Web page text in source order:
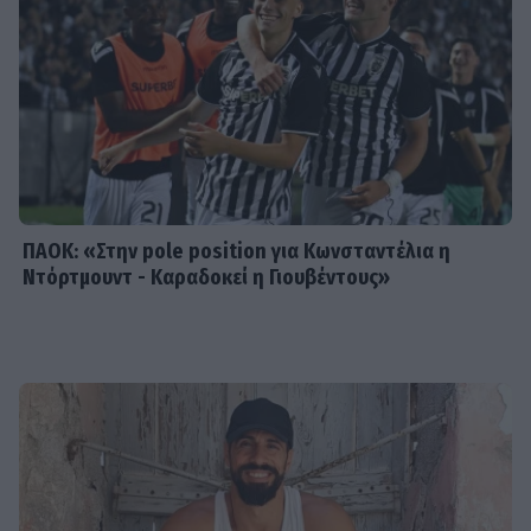
Συγκλονίζει η δημοσιογράφος
Ιωάννα Κουλούρη: Αναγκάστηκαν να
με δέσουν για να μη βλάψω τον
εαυτό μου
ΠΑΟΚ: «Στην pole position για Κωνσταντέλια η
Ντόρτμουντ - Καραδοκεί η Γιουβέντους»